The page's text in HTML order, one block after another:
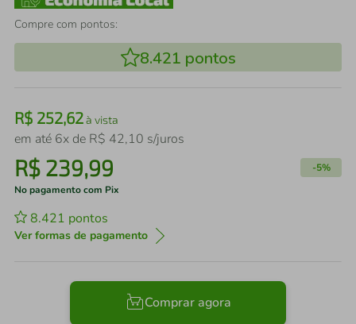
Compre com pontos:
8.421 pontos
R$ 252,62à vista
em até 6x de R$ 42,10 s/juros
R$ 239,99 -5%
No pagamento com Pix
8.421 pontos
Ver formas de pagamento
Comprar agora